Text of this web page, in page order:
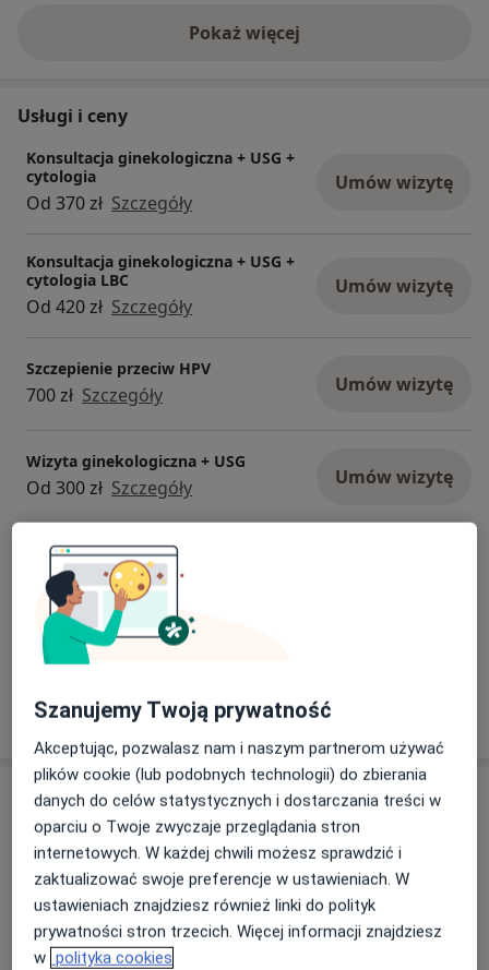
Pokaż więcejo doświadczeniu
Usługi i ceny
Konsultacja ginekologiczna + USG +
cytologia
Od 370 zł Szczegóły
Umów wizytę
Konsultacja ginekologiczna + USG +
cytologia LBC
Od 420 zł Szczegóły
Umów wizytę
Szczepienie przeciw HPV
700 zł Szczegóły Umów wizytę
Wizyta ginekologiczna + USG
Od 300 zł Szczegóły Umów wizytę
Wizyta położnicza + usg położnicze
(w ciąży)
Od 300 zł Szczegóły
+ 1 usługa
W jaki sposób ustalane są ceny?
Adresy (4)
Adres 1 Adres 2 Adres 3 Adres 4
Mylna 40 Gabinety Lekarskie
Mylna 40/66,
Szanujemy Twoją prywatność
Akceptując, pozwalasz nam i naszym partnerom używać
plików cookie (lub podobnych technologii) do zbierania
danych do celów statystycznych i dostarczania treści w
oparciu o Twoje zwyczaje przeglądania stron
internetowych. W każdej chwili możesz sprawdzić i
zaktualizować swoje preferencje w ustawieniach. W
ustawieniach znajdziesz również linki do polityk
prywatności stron trzecich. Więcej informacji znajdziesz
w polityka cookies